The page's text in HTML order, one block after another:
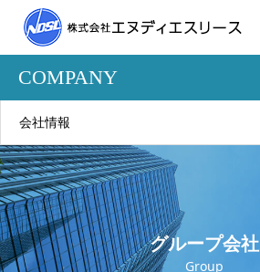
COMPANY
会社情報
グループ会社
Group